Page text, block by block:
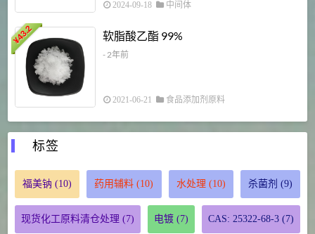
2024-09-18 中间体
¥
43.2 软脂酸乙酯 99%
- 2年前
2021-06-21 食品添加剂原料
标签
福美钠 (10) 药用辅料 (10) 水处理 (10) 杀菌剂 (9)
现货化工原料清仓处理 (7) 电镀 (7) CAS: 25322-68-3 (7)